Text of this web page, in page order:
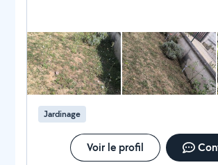
Jardinage
Voir le profil